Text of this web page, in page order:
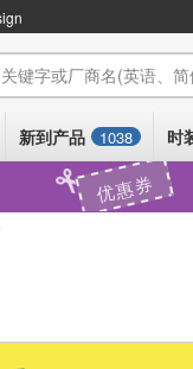
关键字或厂商名(英语、
新到产品 1038 时
优惠券